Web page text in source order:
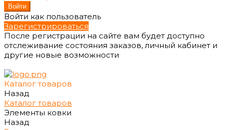
Войти как пользователь
Зарегистрироваться
После регистрации на сайте вам будет доступно
отслеживание состояния заказов, личный кабинет и
другие новые возможности
Каталог товаров
Назад
Каталог товаров
Элементы ковки
Назад